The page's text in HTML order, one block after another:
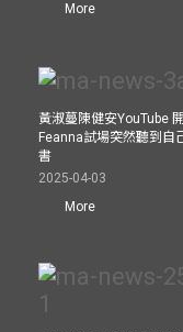
More
黃淑蔓陳健安YouTube
Feanna試場突然聽到自
書
2025-04-03
More